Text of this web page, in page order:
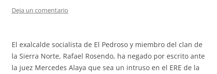
Deja un comentario
El exalcalde socialista de El Pedroso y miembro del clan de
la Sierra Norte, Rafael Rosendo, ha negado por escrito ante
la juez Mercedes Alaya que sea un intruso en el ERE de la